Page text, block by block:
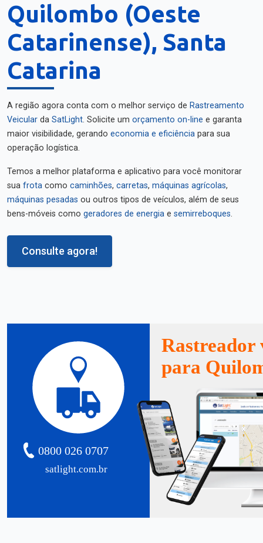
Quilombo (Oeste
Catarinense), Santa
Catarina
A região agora conta com o melhor serviço de Rastreamento
Veicular da SatLight. Solicite um orçamento on-line e garanta
maior visibilidade, gerando economia e eficiência para sua
operação logística.
Temos a melhor plataforma e aplicativo para você monitorar
sua frota como caminhões, carretas, máquinas agrícolas,
máquinas pesadas ou outros tipos de veículos, além de seus
bens-móveis como geradores de energia e semirreboques.
Consulte agora!
satlight.com.br
0800 026 0707
Rastreador
para